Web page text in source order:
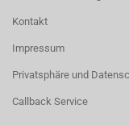
Kontakt
Impressum
Privatsphäre und
Callback Service